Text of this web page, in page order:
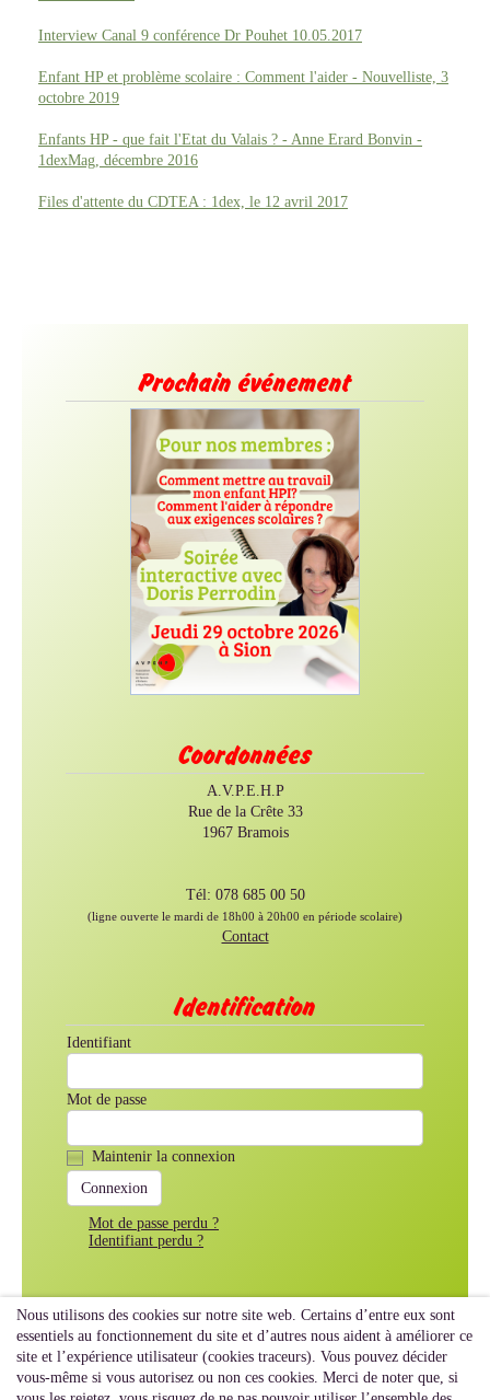
Interview Canal 9 conférence Dr Pouhet 10.05.2017
Enfant HP et problème scolaire : Comment l'aider - Nouvelliste, 3
octobre 2019
Enfants HP - que fait l'Etat du Valais ? - Anne Erard Bonvin -
1dexMag, décembre 2016
Files d'attente du CDTEA : 1dex, le 12 avril 2017
Prochain événement
Coordonnées
A.V.P.E.H.P
Rue de la Crête 33
1967 Bramois
Tél: 078 685 00 50
(ligne ouverte le mardi de 18h00 à 20h00 en période scolaire)
Contact
Identification
Identifiant
Mot de passe
Maintenir la connexion
Mot de passe perdu ?
Identifiant perdu ?
Nous utilisons des cookies sur notre site web. Certains d’entre eux sont
essentiels au fonctionnement du site et d’autres nous aident à améliorer ce
site et l’expérience utilisateur (cookies traceurs). Vous pouvez décider
vous-même si vous autorisez ou non ces cookies. Merci de noter que, si